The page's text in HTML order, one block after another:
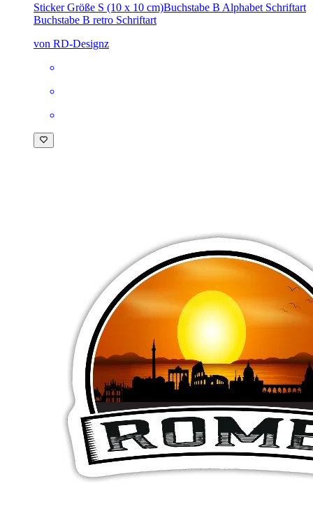
Sticker Größe S (10 x 10 cm)Buchstabe B Alphabet Schriftart
Buchstabe B retro Schriftart
von RD-Designz